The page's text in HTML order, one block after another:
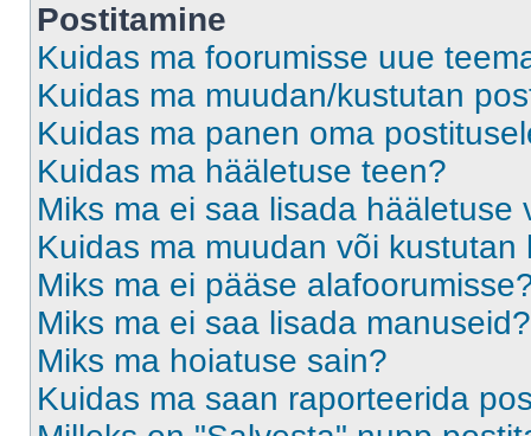
Postitamine
Kuidas ma foorumisse uue
Kuidas ma muudan/kustutan
Kuidas ma panen oma
Kuidas ma hääletuse teen?
Miks ma ei saa lisada hääletuse
Kuidas ma muudan või kustutan
Miks ma ei pääse
Miks ma ei saa lisada manuseid?
Miks ma hoiatuse sain?
Kuidas ma saan raporteerida